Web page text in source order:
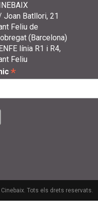
Joan Batllori, 21
Feliu de
(Barcelona)
línia R1 i R4,
Feliu
*
Tots els drets reservats.